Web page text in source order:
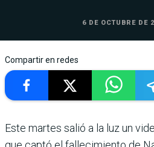
6 DE OCTUBRE DE
Compartir en redes
Este martes salió a la luz un